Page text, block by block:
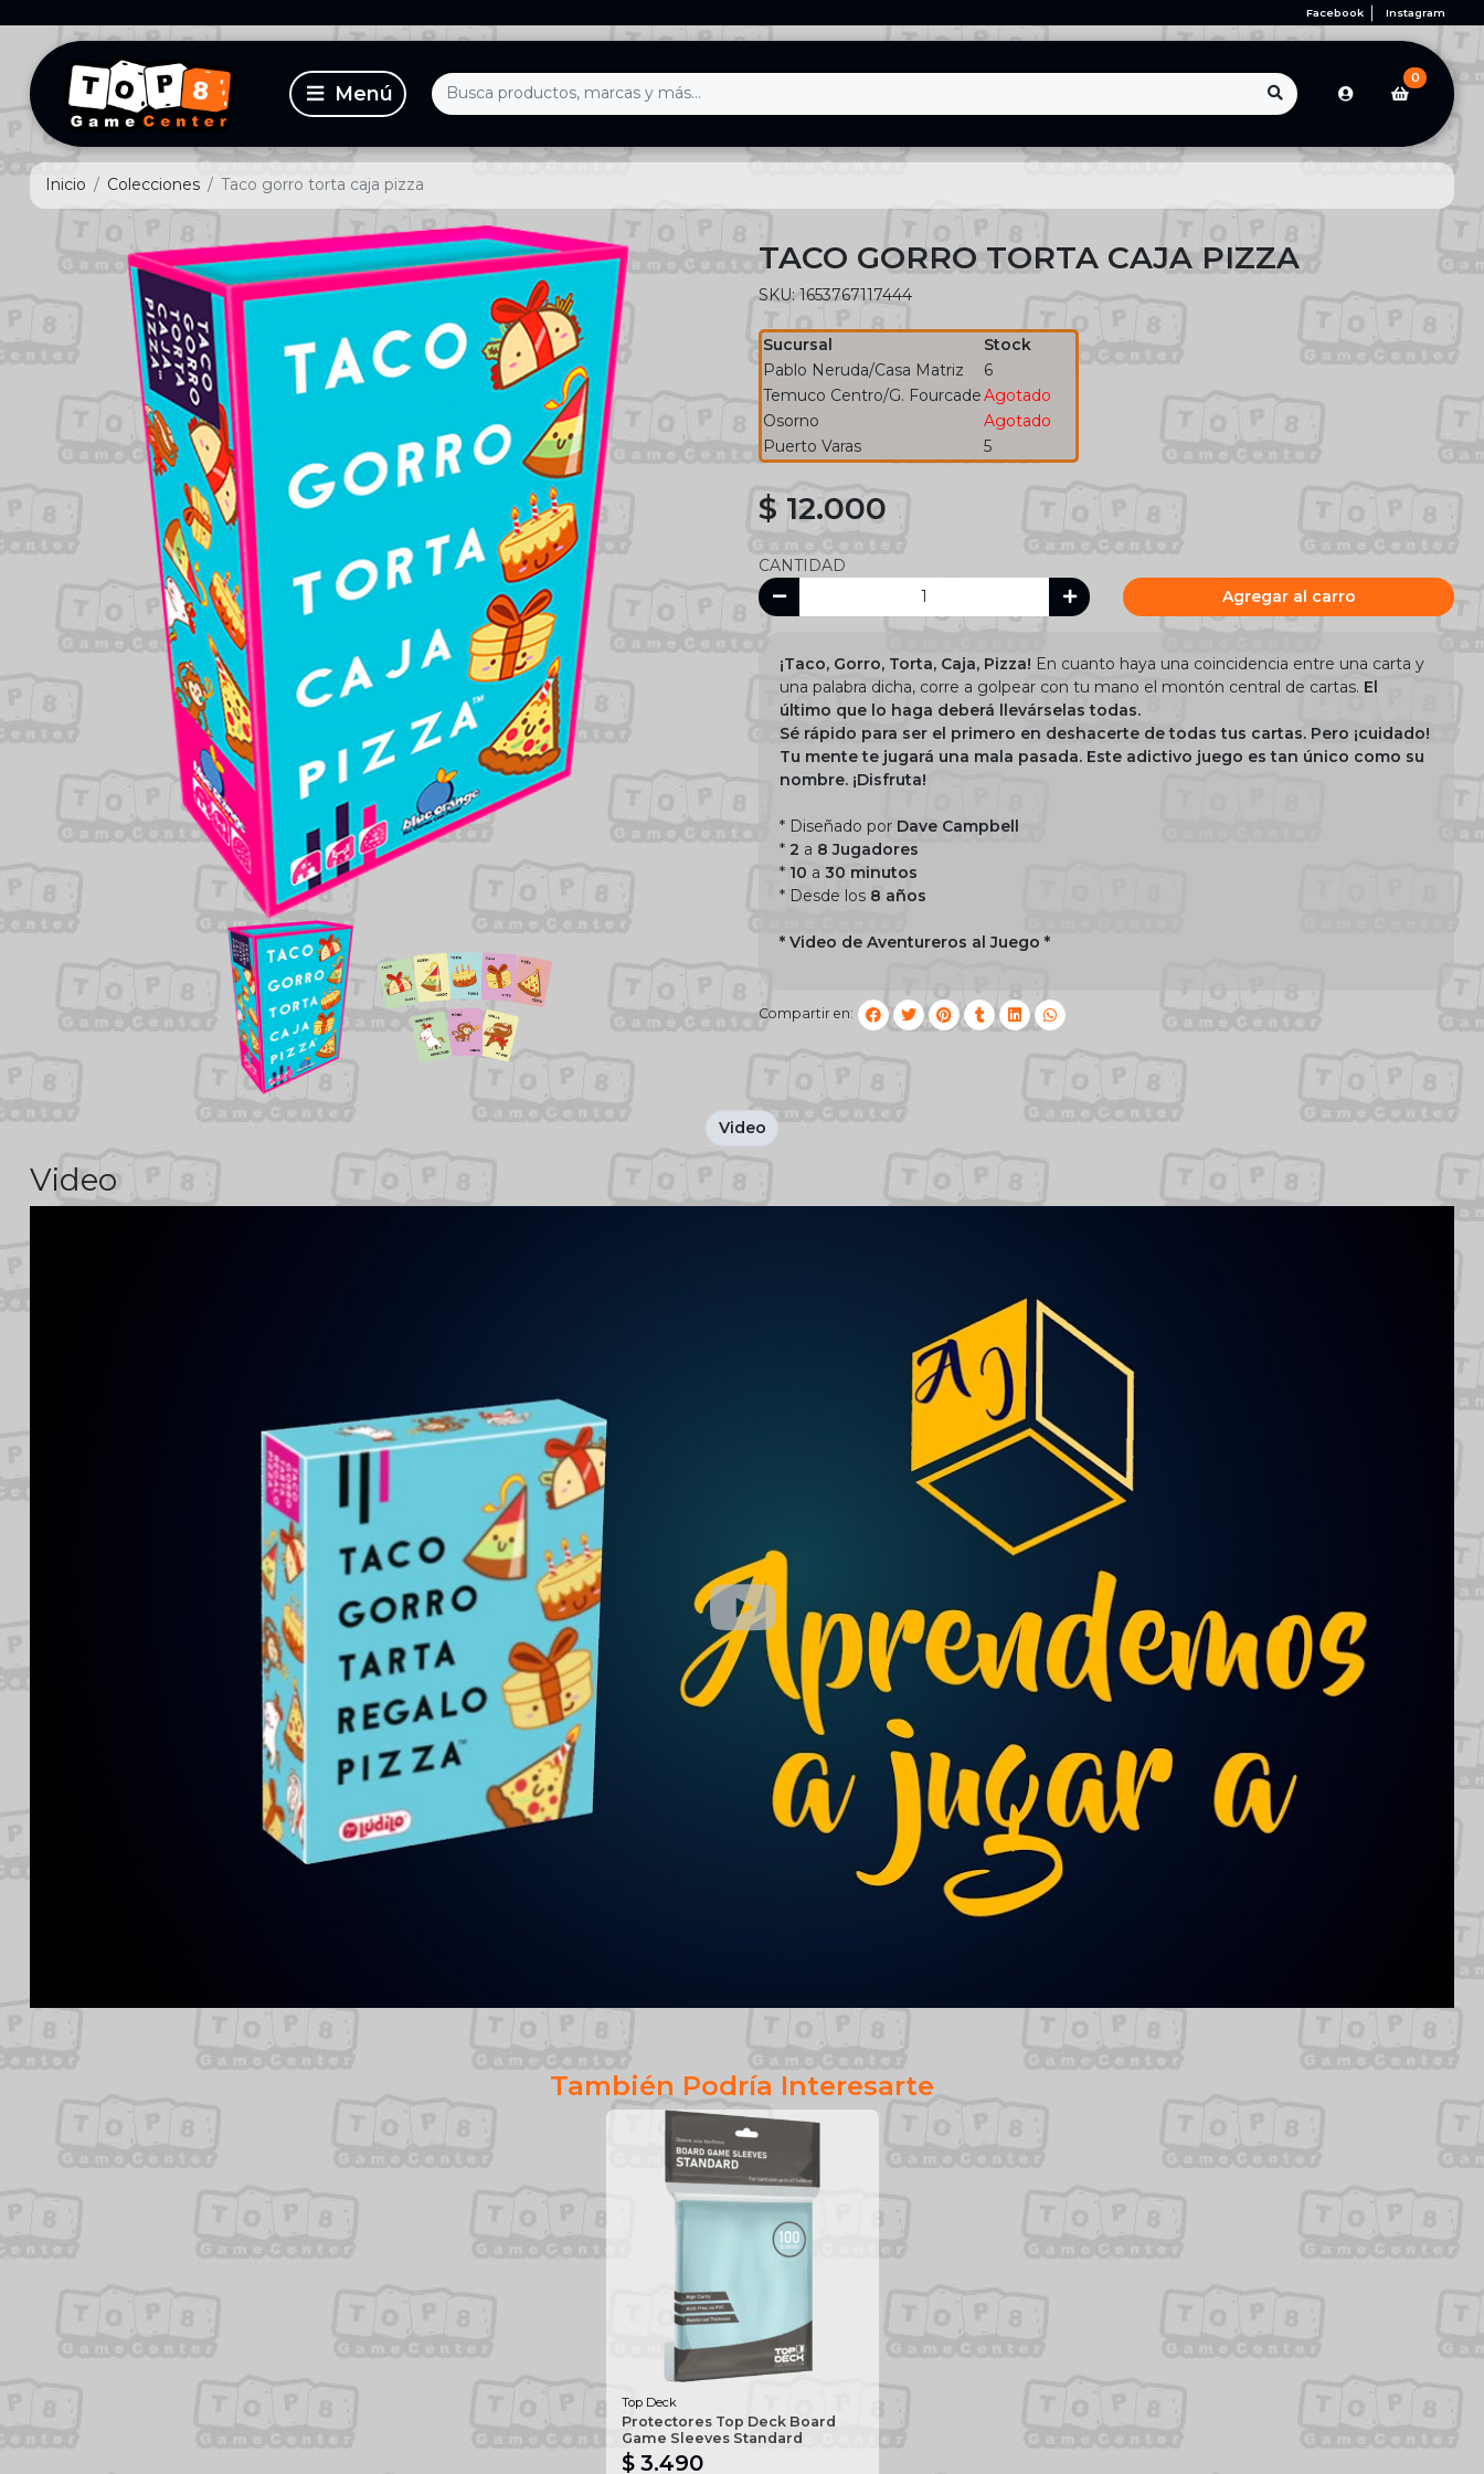
Facebook Instagram
0
Inicio Colecciones Taco gorro torta caja pizza
TACO GORRO TORTA CAJA PIZZA
SKU: 1653767117444
Sucursal
Stock
Pablo Neruda/Casa Matriz
6
Temuco Centro/G. FourcadeAgotado
Osorno
Agotado
Puerto Varas
5
$ 12.000
CANTIDAD
Agregar al carro
¡Taco, Gorro, Torta, Caja, Pizza! En cuanto haya una coincidencia entre una carta y
una palabra dicha, corre a golpear con tu mano el montón central de cartas. El
último que lo haga deberá llevárselas todas.
Sé rápido para ser el primero en deshacerte de todas tus cartas. Pero ¡cuidado!
Tu mente te jugará una mala pasada. Este adictivo juego es tan único como su
nombre. ¡Disfruta!
* Diseñado por Dave Campbell
* 2 a 8 Jugadores
* 10 a 30 minutos
* Desde los 8 años
* Video de Aventureros al Juego *
Compartir en:
Video
Video
También Podría Interesarte
Top Deck
Protectores Top Deck Board
Game Sleeves Standard
$ 3.490